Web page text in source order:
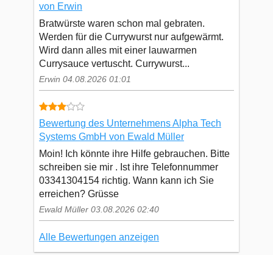
von Erwin
Bratwürste waren schon mal gebraten.
Werden für die Currywurst nur aufgewärmt.
Wird dann alles mit einer lauwarmen
Currysauce vertuscht. Currywurst...
Erwin 04.08.2026 01:01
Bewertung des Unternehmens Alpha Tech
Systems GmbH von Ewald Müller
Moin! Ich könnte ihre Hilfe gebrauchen. Bitte
schreiben sie mir . Ist ihre Telefonnummer
03341304154 richtig. Wann kann ich Sie
erreichen? Grüsse
Ewald Müller 03.08.2026 02:40
Alle Bewertungen anzeigen